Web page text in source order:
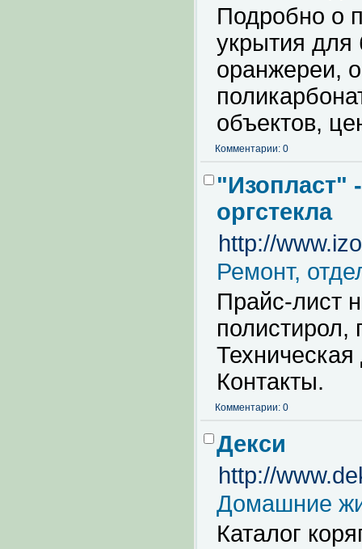
Подробно о
укрытия для
оранжереи,
объектов,
Комментарии: 0
"Изопласт"
оргстекла
http://
Ремонт,
Прайс-лист
полистирол,
Контакты.
Комментарии: 0
Декси
http://
Домашние
Каталог